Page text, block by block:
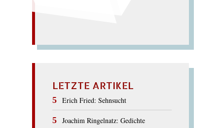
LETZTE ARTIKEL
Erich Fried: Sehnsucht
Joachim Ringelnatz: Gedichte